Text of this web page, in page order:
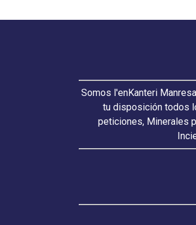
Somos l'enKanteri
tu disposición todos
peticiones, Minerales